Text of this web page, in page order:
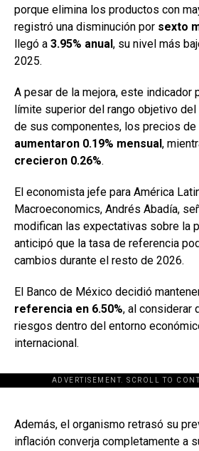
porque elimina los productos con
registró una disminución por sexto
llegó a 3.95% anual, su nivel más
2025.
A pesar de la mejora, este indicador
límite superior del rango objetivo del
de sus componentes, los precios de
aumentaron 0.19% mensual,
crecieron 0.26%.
El economista jefe para América
Macroeconomics, Andrés Abadía,
modifican las expectativas sobre la
anticipó que la tasa de referencia
cambios durante el resto de 2026.
El Banco de México decidió
referencia en 6.50%, al considerar
riesgos dentro del entorno
internacional.
ADVERTISEMENT. SCROLL TO
[adsforwp
Además, el organismo retrasó su
inflación converja completamente a